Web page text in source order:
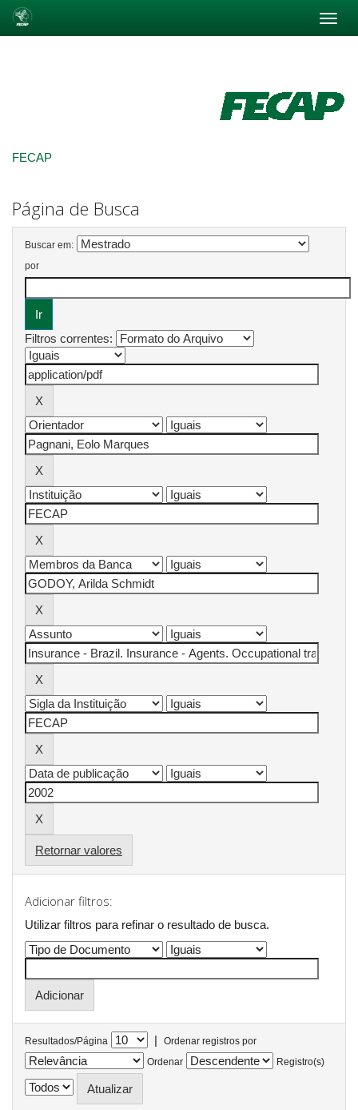
FECAP
Página de Busca
Buscar em:
por
Filtros correntes:
Retornar valores
Adicionar filtros:
Utilizar filtros para refinar o resultado de busca.
Resultados/Página |
Ordenar registros por
Ordenar
Registro(s)